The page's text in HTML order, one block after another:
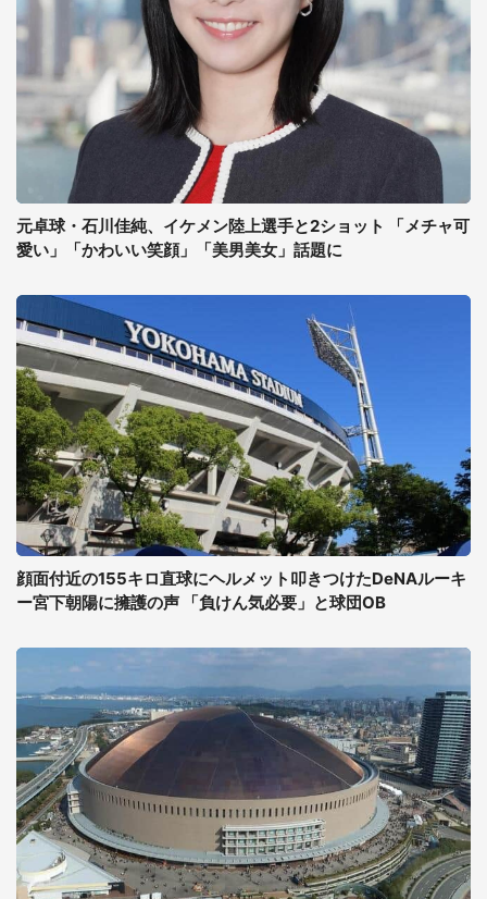
元卓球・石川佳純、イケメン陸上選手と2ショット 「メチャ可
愛い」「かわいい笑顔」「美男美女」話題に
顔面付近の155キロ直球にヘルメット叩きつけたDeNAルーキ
ー宮下朝陽に擁護の声 「負けん気必要」と球団OB